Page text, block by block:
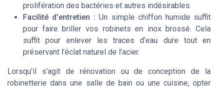
prolifération des bactéries et autres indésirables.
Facilité d'entretien :Un simple chiffon humide suffit
pour faire briller vos robinets en inox brossé. Cela
suffit pour enlever les traces d’eau dure tout en
préservant l’éclat naturel de l’acier.
Lorsqu'il s'agit de rénovation ou de conception de la
robinetterie dans une salle de bain ou une cuisine, opter